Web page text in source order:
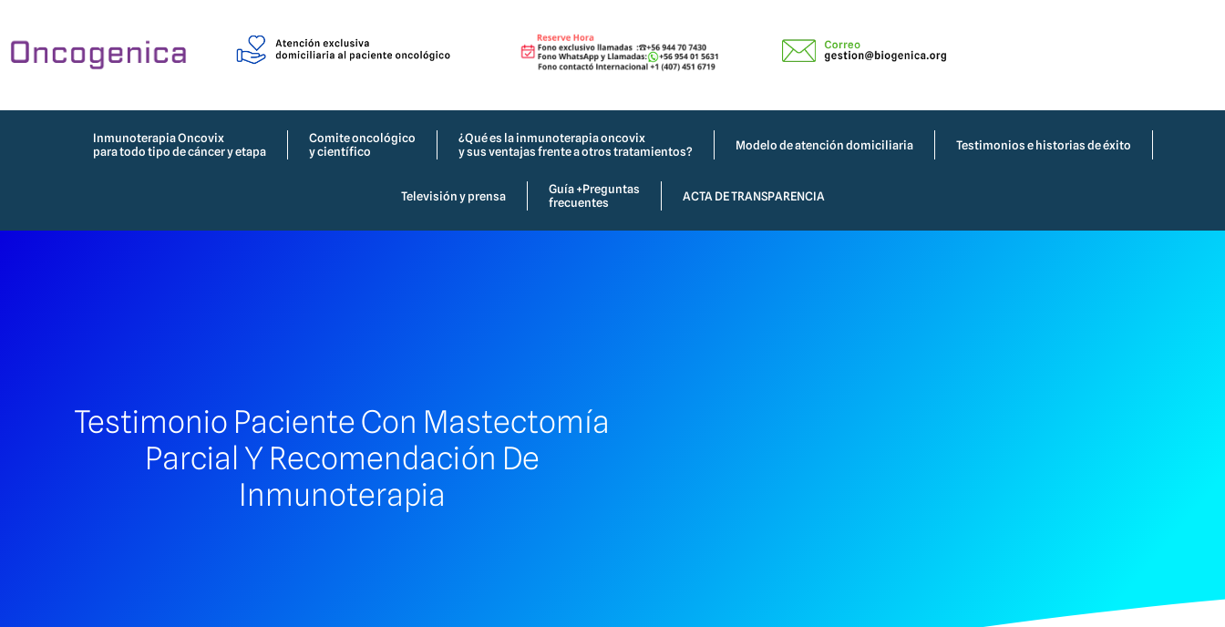
Inmunoterapia Oncovix
para todo tipo de cáncer y etapa
Comite oncológico
y científico
¿Qué es la inmunoterapia oncovix
y sus ventajas frente a otros tratamientos?
Modelo de atención domiciliaria Testimonios e historias de éxito
Televisión y prensa
Guía +Preguntas
frecuentes
ACTA DE TRANSPARENCIA
Testimonio Paciente Con Mastectomía
Parcial Y Recomendación De
Inmunoterapia